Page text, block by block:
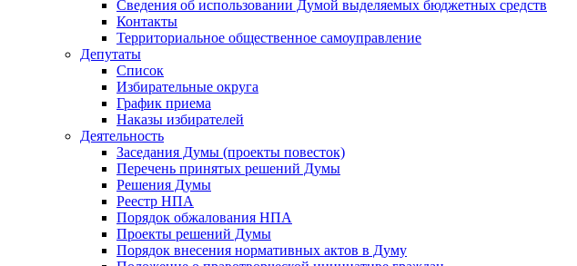
Сведения об использовании Думой выделяемых бюджетных средств
Контакты
Территориальное общественное самоуправление
Депутаты
Список
Избирательные округа
График приема
Наказы избирателей
Деятельность
Заседания Думы (проекты повесток)
Перечень принятых решений Думы
Решения Думы
Реестр НПА
Порядок обжалования НПА
Проекты решений Думы
Порядок внесения нормативных актов в Думу